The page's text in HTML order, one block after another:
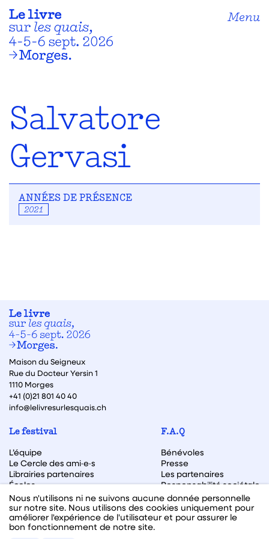
Menu
Salvatore
Gervasi
ANNÉES DE PRÉSENCE
2021
Maison du Seigneux
Rue du Docteur Yersin 1
1110 Morges
+41 (0)21 801 40 40
info@lelivresurlesquais.ch
Le festival
L’équipe
Le Cercle des ami·e·s
Librairies partenaires
Écoles
F.A.Q
Bénévoles
Presse
Les partenaires
Responsabilité sociétale
Archive des éditions
Archive des autrices et auteurs
Nous n'utilisons ni ne suivons aucune donnée personnelle
sur notre site. Nous utilisons des cookies uniquement pour
améliorer l'expérience de l'utilisateur et pour assurer le
bon fonctionnement de notre site.